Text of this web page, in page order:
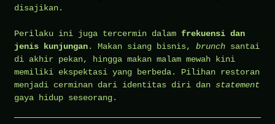
disajikan.
Perilaku ini juga tercermin dalam frekuensi dan
jenis kunjungan. Makan siang bisnis, brunch santai
di akhir pekan, hingga makan malam mewah kini
memiliki ekspektasi yang berbeda. Pilihan restoran
menjadi cerminan dari identitas diri dan statement
gaya hidup seseorang.